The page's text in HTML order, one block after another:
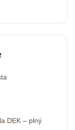
DEK – plný